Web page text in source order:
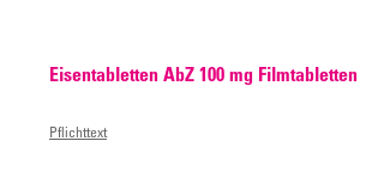
Eisentabletten AbZ 100 mg Filmtabletten
Pflichttext